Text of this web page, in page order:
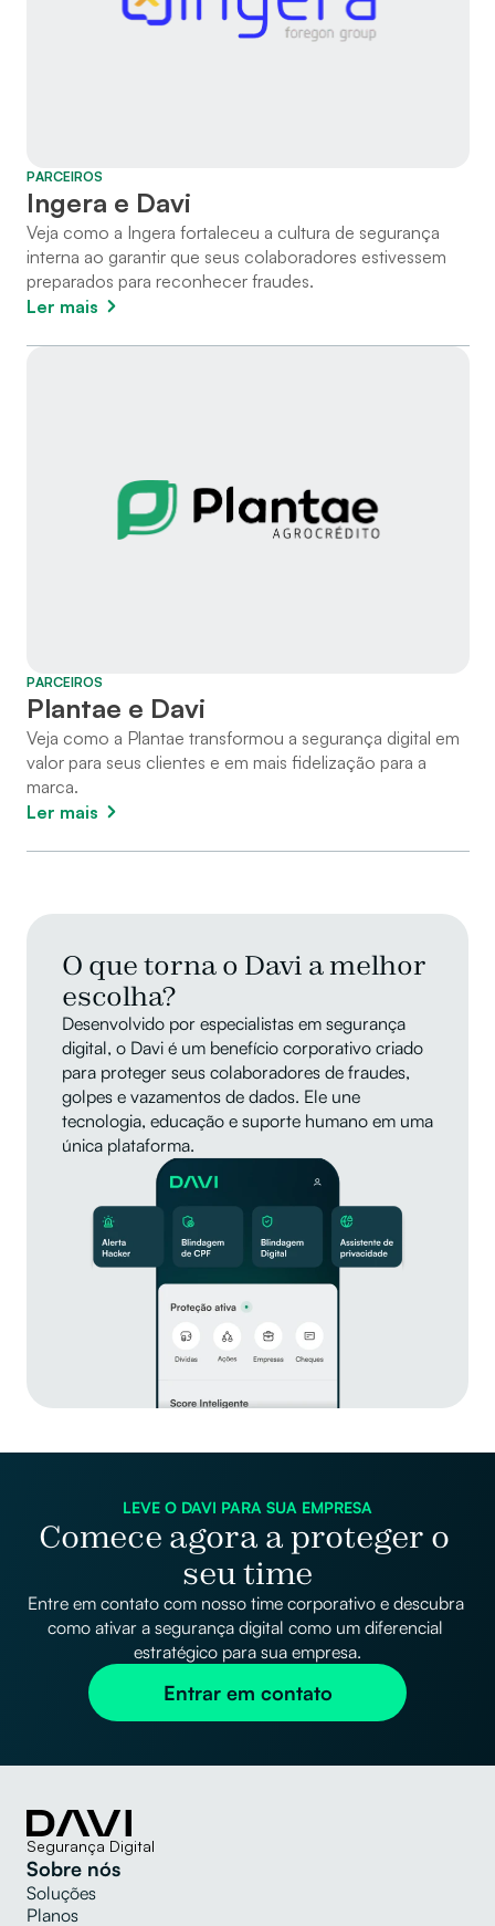
PARCEIROS
Ingera e Davi
Veja como a Ingera fortaleceu a cultura de segurança
interna ao garantir que seus colaboradores estivessem
preparados para reconhecer fraudes.
Ler mais
PARCEIROS
Plantae e Davi
Veja como a Plantae transformou a segurança digital em
valor para seus clientes e em mais fidelização para a
marca.
Ler mais
O que torna o Davi a melhor
escolha?
Desenvolvido por especialistas em segurança
digital, o Davi é um benefício corporativo criado
para proteger seus colaboradores de fraudes,
golpes e vazamentos de dados. Ele une
tecnologia, educação e suporte humano em uma
única plataforma.
LEVE O DAVI PARA SUA EMPRESA
Comece agora a proteger o
seu time
Entre em contato com nosso time corporativo e descubra
como ativar a segurança digital como um diferencial
estratégico para sua empresa.
Entrar em contato
Segurança Digital
Sobre nós
Soluções
Planos